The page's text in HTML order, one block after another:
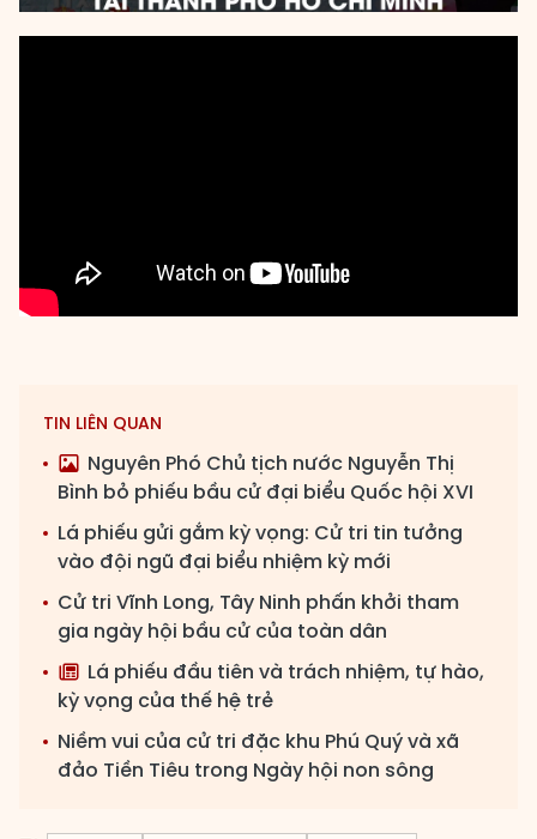
TIN LIÊN QUAN
Nguyên Phó Chủ tịch nước Nguyễn Thị
Bình bỏ phiếu bầu cử đại biểu Quốc hội XVI
Lá phiếu gửi gắm kỳ vọng: Cử tri tin tưởng
vào đội ngũ đại biểu nhiệm kỳ mới
Cử tri Vĩnh Long, Tây Ninh phấn khởi tham
gia ngày hội bầu cử của toàn dân
Lá phiếu đầu tiên và trách nhiệm, tự hào,
kỳ vọng của thế hệ trẻ
Niềm vui của cử tri đặc khu Phú Quý và xã
đảo Tiền Tiêu trong Ngày hội non sông